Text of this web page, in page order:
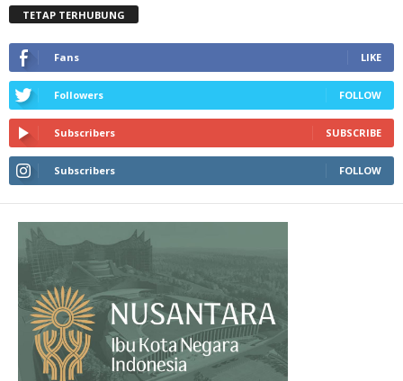
TETAP TERHUBUNG
Fans LIKE
Followers FOLLOW
Subscribers SUBSCRIBE
Subscribers FOLLOW